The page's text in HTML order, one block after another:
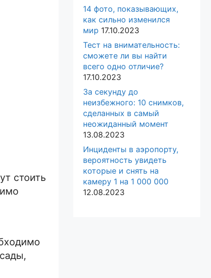
стоить
14 фото, показывающих,
как сильно изменился
мир 17.10.2023
Тест на внимательность:
сможете ли вы найти
всего одно отличие?
17.10.2023
За секунду до
неизбежного: 10 снимков,
сделанных в самый
неожиданный момент
13.08.2023
Инциденты в аэропорту,
вероятность увидеть
которые и снять на
камеру 1 на 1 000 000
12.08.2023